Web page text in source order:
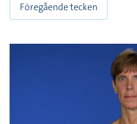
Föregående tecken